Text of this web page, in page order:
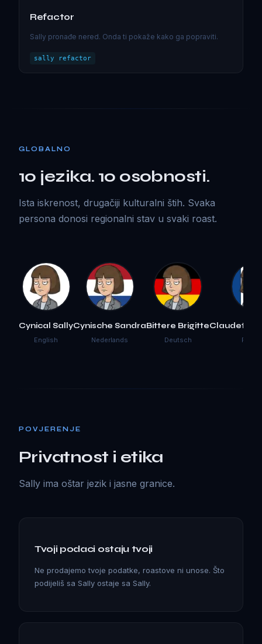
Refactor
Sally pronađe nered. Onda ti pokaže kako ga popraviti.
sally refactor
GLOBALNO
10 jezika. 10 osobnosti.
Ista iskrenost, drugačiji kulturalni štih. Svaka
persona donosi regionalni stav u svaki roast.
Cynical Sally
English
Cynische Sandra
Nederlands
Bittere Brigitte
Deutsch
Claudette
POVJERENJE
Privatnost i etika
Sally ima oštar jezik i jasne granice.
Tvoji podaci ostaju tvoji
Ne prodajemo tvoje podatke, roastove ni unose. Što
podijeliš sa Sally ostaje sa Sally.